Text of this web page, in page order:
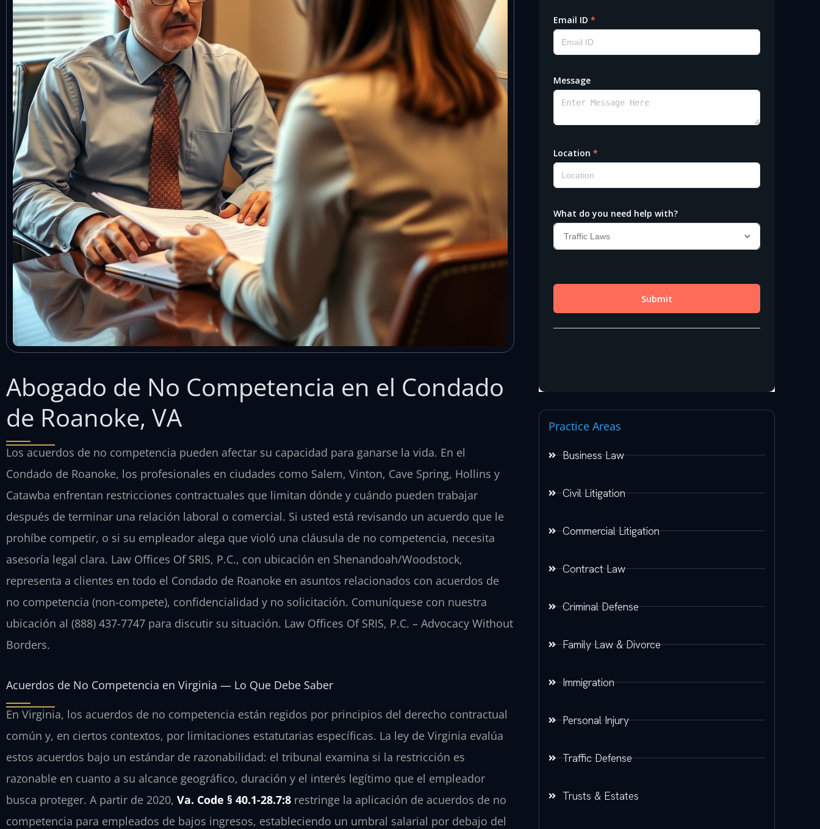
Abogado de No Competencia en el Condado
de Roanoke, VA
Los acuerdos de no competencia pueden afectar su capacidad para ganarse la vida. En el
Condado de Roanoke, los profesionales en ciudades como Salem, Vinton, Cave Spring, Hollins y
Catawba enfrentan restricciones contractuales que limitan dónde y cuándo pueden trabajar
después de terminar una relación laboral o comercial. Si usted está revisando un acuerdo que le
prohíbe competir, o si su empleador alega que violó una cláusula de no competencia, necesita
asesoría legal clara. Law Offices Of SRIS, P.C., con ubicación en Shenandoah/Woodstock,
representa a clientes en todo el Condado de Roanoke en asuntos relacionados con acuerdos de
no competencia (non-compete), confidencialidad y no solicitación. Comuníquese con nuestra
ubicación al (888) 437-7747 para discutir su situación. Law Offices Of SRIS, P.C. – Advocacy Without
Borders.
Acuerdos de No Competencia en Virginia — Lo Que Debe Saber
En Virginia, los acuerdos de no competencia están regidos por principios del derecho contractual
común y, en ciertos contextos, por limitaciones estatutarias específicas. La ley de Virginia evalúa
estos acuerdos bajo un estándar de razonabilidad: el tribunal examina si la restricción es
razonable en cuanto a su alcance geográfico, duración y el interés legítimo que el empleador
busca proteger. A partir de 2020, Va. Code § 40.1-28.7:8 restringe la aplicación de acuerdos de no
competencia para empleados de bajos ingresos, estableciendo un umbral salarial por debajo del
Practice Areas
Business Law
Civil Litigation
Commercial Litigation
Contract Law
Criminal Defense
Family Law & Divorce
Immigration
Personal Injury
Traffic Defense
Trusts & Estates